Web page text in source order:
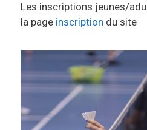
Les inscriptions jeunes/
la page inscription du site